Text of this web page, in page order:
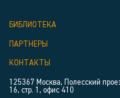
БИБЛИОТЕКА
ПАРТНЕРЫ
КОНТАКТЫ
125367 Москва, Полесский
16, стр. 1, офис 410